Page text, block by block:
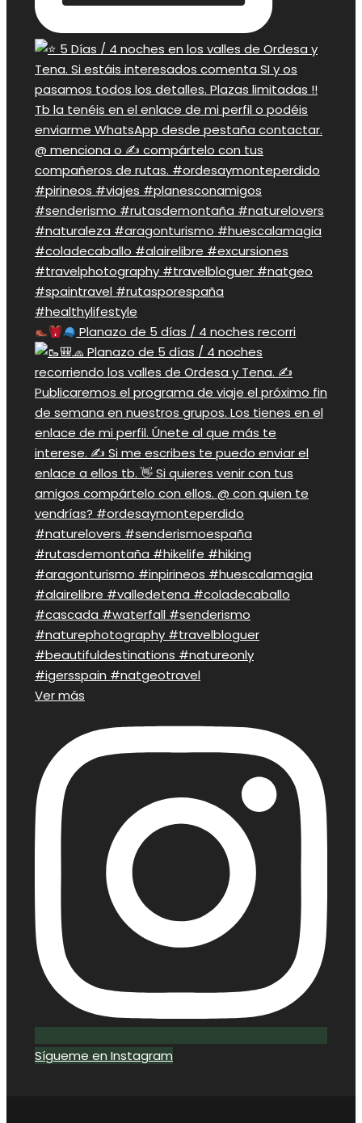
Planazo de 5 días / 4 noches recorri
Ver más
Sígueme en Instagram